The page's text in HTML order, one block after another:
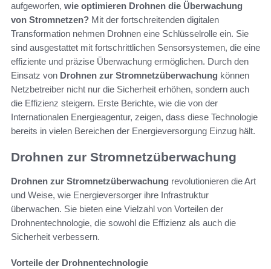
aufgeworfen, wie optimieren Drohnen die Überwachung
von Stromnetzen? Mit der fortschreitenden digitalen
Transformation nehmen Drohnen eine Schlüsselrolle ein. Sie
sind ausgestattet mit fortschrittlichen Sensorsystemen, die eine
effiziente und präzise Überwachung ermöglichen. Durch den
Einsatz von Drohnen zur Stromnetzüberwachung können
Netzbetreiber nicht nur die Sicherheit erhöhen, sondern auch
die Effizienz steigern. Erste Berichte, wie die von der
Internationalen Energieagentur, zeigen, dass diese Technologie
bereits in vielen Bereichen der Energieversorgung Einzug hält.
Drohnen zur Stromnetzüberwachung
Drohnen zur Stromnetzüberwachung revolutionieren die Art
und Weise, wie Energieversorger ihre Infrastruktur
überwachen. Sie bieten eine Vielzahl von Vorteilen der
Drohnentechnologie, die sowohl die Effizienz als auch die
Sicherheit verbessern.
Vorteile der Drohnentechnologie